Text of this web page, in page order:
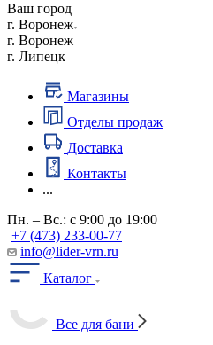
Ваш город
г. Воронеж
г. Воронеж
г. Липецк
Магазины
Отделы продаж
Доставка
Контакты
...
Пн. – Вс.: с 9:00 до 19:00
+7 (473) 233-00-77
info@lider-vrn.ru
Каталог
Все для бани